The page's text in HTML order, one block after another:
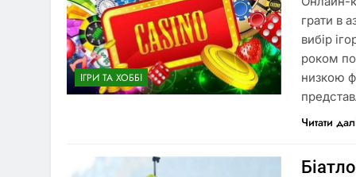
ІГРИ ТА ХОББІ
грати в
вибір
роком
низкою
Читати